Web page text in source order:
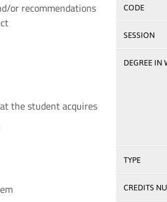
or recommendations
the student acquires
CODE
SESSION
DEGREE IN
TYPE
CREDITS